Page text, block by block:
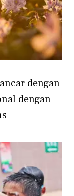
dengan
dengan